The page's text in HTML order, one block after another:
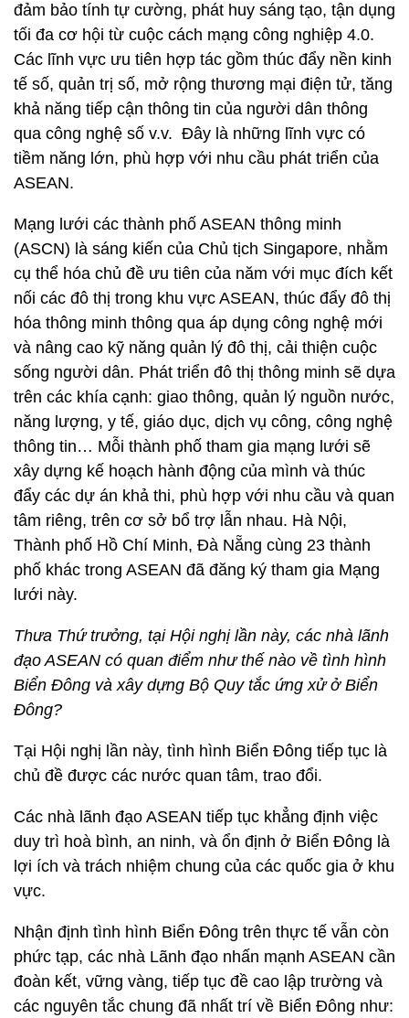
đảm bảo tính tự cường, phát huy sáng tạo, tận dụng
tối đa cơ hội từ cuộc cách mạng công nghiệp 4.0.
Các lĩnh vực ưu tiên hợp tác gồm thúc đẩy nền kinh
tế số, quản trị số, mở rộng thương mại điện tử, tăng
khả năng tiếp cận thông tin của người dân thông
qua công nghệ số v.v. Đây là những lĩnh vực có
tiềm năng lớn, phù hợp với nhu cầu phát triển của
ASEAN.
Mạng lưới các thành phố ASEAN thông minh
(ASCN) là sáng kiến của Chủ tịch Singapore, nhằm
cụ thể hóa chủ đề ưu tiên của năm với mục đích kết
nối các đô thị trong khu vực ASEAN, thúc đẩy đô thị
hóa thông minh thông qua áp dụng công nghệ mới
và nâng cao kỹ năng quản lý đô thị, cải thiện cuộc
sống người dân. Phát triển đô thị thông minh sẽ dựa
trên các khía cạnh: giao thông, quản lý nguồn nước,
năng lượng, y tế, giáo dục, dịch vụ công, công nghệ
thông tin… Mỗi thành phố tham gia mạng lưới sẽ
xây dựng kế hoạch hành động của mình và thúc
đẩy các dự án khả thi, phù hợp với nhu cầu và quan
tâm riêng, trên cơ sở bổ trợ lẫn nhau. Hà Nội,
Thành phố Hồ Chí Minh, Đà Nẵng cùng 23 thành
phố khác trong ASEAN đã đăng ký tham gia Mạng
lưới này.
Thưa Thứ trưởng, tại Hội nghị lần này, các nhà lãnh
đạo ASEAN có quan điểm như thế nào về tình hình
Biển Đông và xây dựng Bộ Quy tắc ứng xử ở Biển
Đông?
Tại Hội nghị lần này, tình hình Biển Đông tiếp tục là
chủ đề được các nước quan tâm, trao đổi.
Các nhà lãnh đạo ASEAN tiếp tục khẳng định việc
duy trì hoà bình, an ninh, và ổn định ở Biển Đông là
lợi ích và trách nhiệm chung của các quốc gia ở khu
vực.
Nhận định tình hình Biển Đông trên thực tế vẫn còn
phức tạp, các nhà Lãnh đạo nhấn mạnh ASEAN cần
đoàn kết, vững vàng, tiếp tục đề cao lập trường và
các nguyên tắc chung đã nhất trí về Biển Đông như: